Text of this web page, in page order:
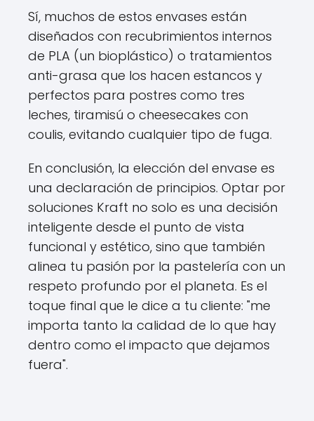
Sí, muchos de estos envases están
diseñados con recubrimientos internos
de PLA (un bioplástico) o tratamientos
anti-grasa que los hacen estancos y
perfectos para postres como tres
leches, tiramisú o cheesecakes con
coulis, evitando cualquier tipo de fuga.
En conclusión, la elección del envase es
una declaración de principios. Optar por
soluciones Kraft no solo es una decisión
inteligente desde el punto de vista
funcional y estético, sino que también
alinea tu pasión por la pastelería con un
respeto profundo por el planeta. Es el
toque final que le dice a tu cliente: "me
importa tanto la calidad de lo que hay
dentro como el impacto que dejamos
fuera".